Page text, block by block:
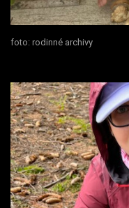
foto: rodinné archivy